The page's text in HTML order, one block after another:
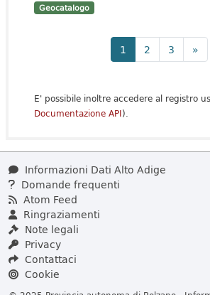
Geocatalogo
1 2 3 »
E' possibile inoltre accedere al registro
Documentazione API).
Informazioni Dati Alto Adige
Domande frequenti
Atom Feed
Ringraziamenti
Note legali
Privacy
Contattaci
Cookie